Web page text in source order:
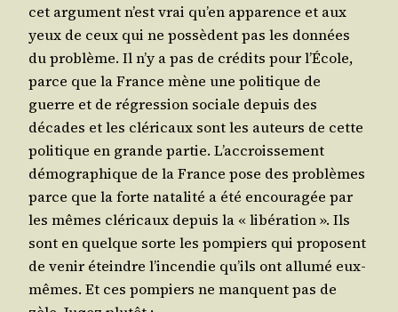
cet argu­ment n’est vrai qu’en appa­rence et aux
yeux de ceux qui ne pos­sèdent pas les don­nées
du pro­blème. Il n’y a pas de cré­dits pour l’É­cole,
parce que la France mène une poli­tique de
guerre et de régres­sion sociale depuis des
décades et les clé­ri­caux sont les auteurs de cette
poli­tique en grande par­tie. L’ac­crois­se­ment
démo­gra­phique de la France pose des pro­blèmes
parce que la forte nata­li­té a été encou­ra­gée par
les mêmes clé­ri­caux depuis la « libé­ra­tion ». Ils
sont en quelque sorte les pom­piers qui pro­posent
de venir éteindre l’in­cen­die qu’ils ont allu­mé eux-
mêmes. Et ces pom­piers ne manquent pas de